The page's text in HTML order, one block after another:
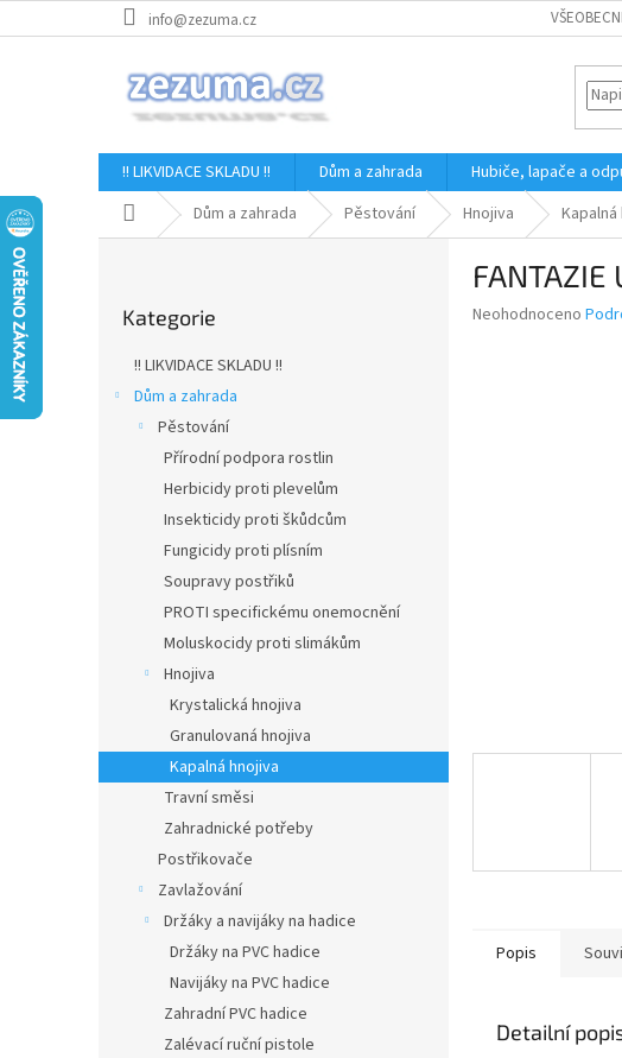
na
info@zezuma.cz
!! LIKVIDACE SKLADU !! Dům a zahrada Hubiče, lapače a
Domů Dům a zahrada Pěstování Hnojiva
kategorie
Kategorie
!! LIKVIDACE SKLADU !!
Dům a zahrada
Pěstování
Přírodní podpora rostlin
Herbicidy proti plevelům
Insekticidy proti škůdcům
Fungicidy proti plísním
Soupravy postřiků
PROTI specifickému onemocnění
Moluskocidy proti slimákům
Hnojiva
Krystalická hnojiva
Granulovaná hnojiva
Kapalná hnojiva
Travní směsi
Zahradnické potřeby
Postřikovače
Zavlažování
Držáky a navijáky na hadice
Držáky na PVC hadice
Navijáky na PVC hadice
Zahradní PVC hadice
Zalévací ruční pistole
FANTAZIE
Průměrné
Neohodnoceno
Popis
Detailní